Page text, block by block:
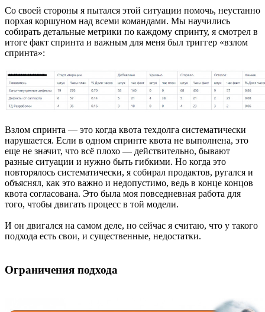
Со своей стороны я пытался этой ситуации помочь, неустанно
порхая коршуном над всеми командами. Мы научились
собирать детальные метрики по каждому спринту, я смотрел в
итоге факт спринта и важным для меня был триггер «взлом
спринта»:
Взлом спринта — это когда квота техдолга систематически
нарушается. Если в одном спринте квота не выполнена, это
еще не значит, что всё плохо — действительно, бывают
разные ситуации и нужно быть гибкими. Но когда это
повторялось систематически, я собирал продактов, ругался и
объяснял, как это важно и недопустимо, ведь в конце концов
квота согласована. Это была моя повседневная работа для
того, чтобы двигать процесс в той модели.
И он двигался на самом деле, но сейчас я считаю, что у такого
подхода есть свои, и существенные, недостатки.
Ограничения подхода